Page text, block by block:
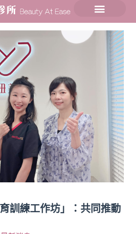
訓練工作坊」：共同推動